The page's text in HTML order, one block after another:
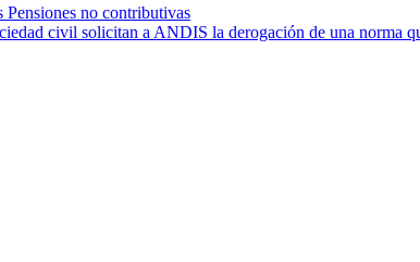
Pensiones no contributivas
civil solicitan a ANDIS la derogación de una norma